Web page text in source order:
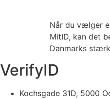
Når du vælger
MitID, kan det
Danmarks
VerifyID
Kochsgade 31D, 5000